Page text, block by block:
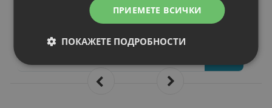
Цена:
129.00 €
ПРИЕМЕТЕ ВСИЧКИ
ПОКАЖЕТЕ ПОДРОБНОСТИ